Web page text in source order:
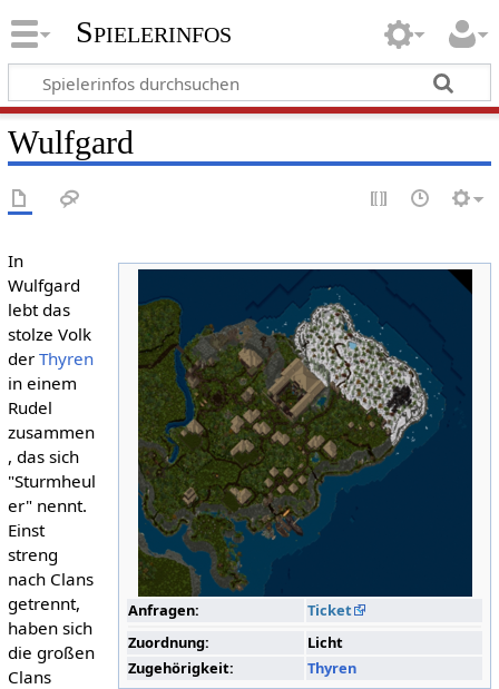
Spielerinfos
Wulfgard
Anfragen:
Ticket
Zuordnung:
Licht
Zugehörigkeit:
Thyren
In
Wulfgard
lebt das
stolze Volk
der Thyren
in einem
Rudel
zusammen
, das sich
"Sturmheul
er" nennt.
Einst
streng
nach Clans
getrennt,
haben sich
die großen
Clans